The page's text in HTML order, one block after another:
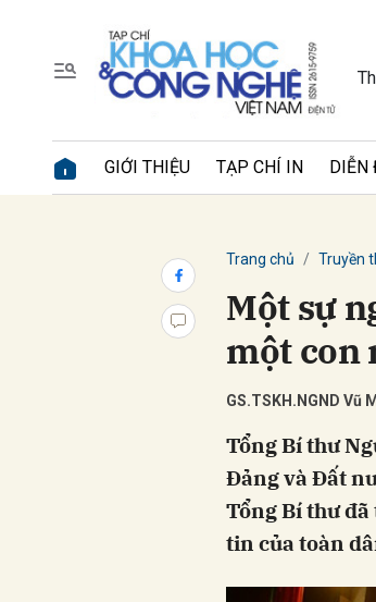
GIỚI THIỆU TẠP CHÍ IN DIỄN
Trang chủ Truyền
Một sự
một con
GS.TSKH.NGND Vũ
Tổng Bí thư
Đảng và Đất
Tổng Bí thư
tin của toàn